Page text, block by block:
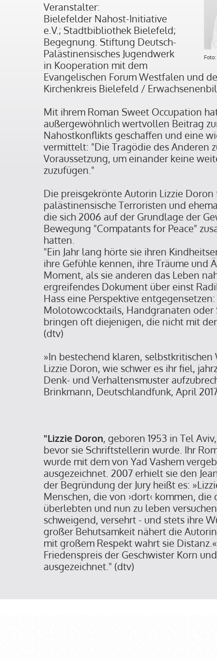
Veranstalter:
Bielefelder Nahost-Initiative
e.V.; Stadtbibliothek Bielefeld;
Begegnung. Stiftung Deutsch-
Palästinensisches Jugendwerk
in Kooperation mit dem
Evangelischen Forum Westfalen und
Kirchenkreis Bielefeld /
Mit ihrem Roman Sweet Occupation
außergewöhnlich wertvollen Beitrag
Nahostkonflikts geschaffen und eine
vermittelt: "Die Tragödie des Anderen
Voraussetzung, um einander keine
zuzufügen."
Die preisgekrönte Autorin Lizzie
palästinensische Terroristen und
die sich 2006 auf der Grundlage der
Bewegung "Compatants for Peace"
hatten.
"Ein Jahr lang hörte sie ihren
ihre Gefühle kennen, ihre Träume und
Moment, als sie anderen das Leben
ergreifendes Dokument über einst
Hass eine Perspektive
Molotowcocktails, Handgranaten oder
bringen oft diejenigen, die nicht mit
(dtv)
»In bestechend klaren,
Lizzie Doron, wie schwer es ihr fiel,
Denk- und Verhaltensmuster
Brinkmann, Deutschlandfunk, April
"Lizzie Doron, geboren 1953 in Tel
bevor sie Schriftstellerin wurde. Ihr
wurde mit dem von Yad Vashem
ausgezeichnet. 2007 erhielt sie den
der Begründung der Jury heißt es:
Menschen, die von ›dort‹ kommen,
überlebten und nun zu leben
schweigend, versehrt - und stets ihre
großer Behutsamkeit nähert die
mit großem Respekt wahrt sie
Friedenspreis der Geschwister Korn
ausgezeichnet." (dtv)